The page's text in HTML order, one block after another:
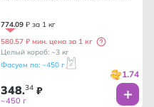
774.09 ₽ за 1 кг
580.57 ₽ мин. цена за 1 кг
Целый короб: ~3 кг
Фасуем по: ~450 г
1.74
348.34 ₽
~450 г